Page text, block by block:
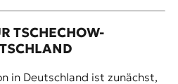
TSCHECHOW-
in Deutschland ist zunächst,